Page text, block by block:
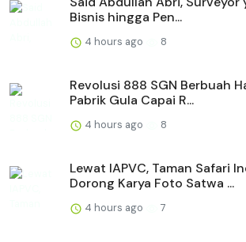
Bisnis hingga Pen...
4 hours ago 8
Revolusi 888 SGN Berbuah
Pabrik Gula Capai R...
4 hours ago 8
Lewat IAPVC, Taman Safari
Dorong Karya Foto Satwa ...
4 hours ago 7